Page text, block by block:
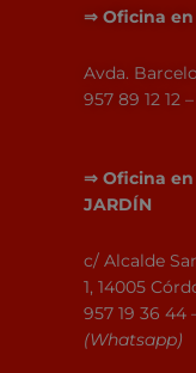
⇒ Oficina en
Avda.
957 89 12 12
⇒ Oficina en
JARDÍN
c/ Alcalde
1, 14005
957 19 36 44
(Whatsapp)